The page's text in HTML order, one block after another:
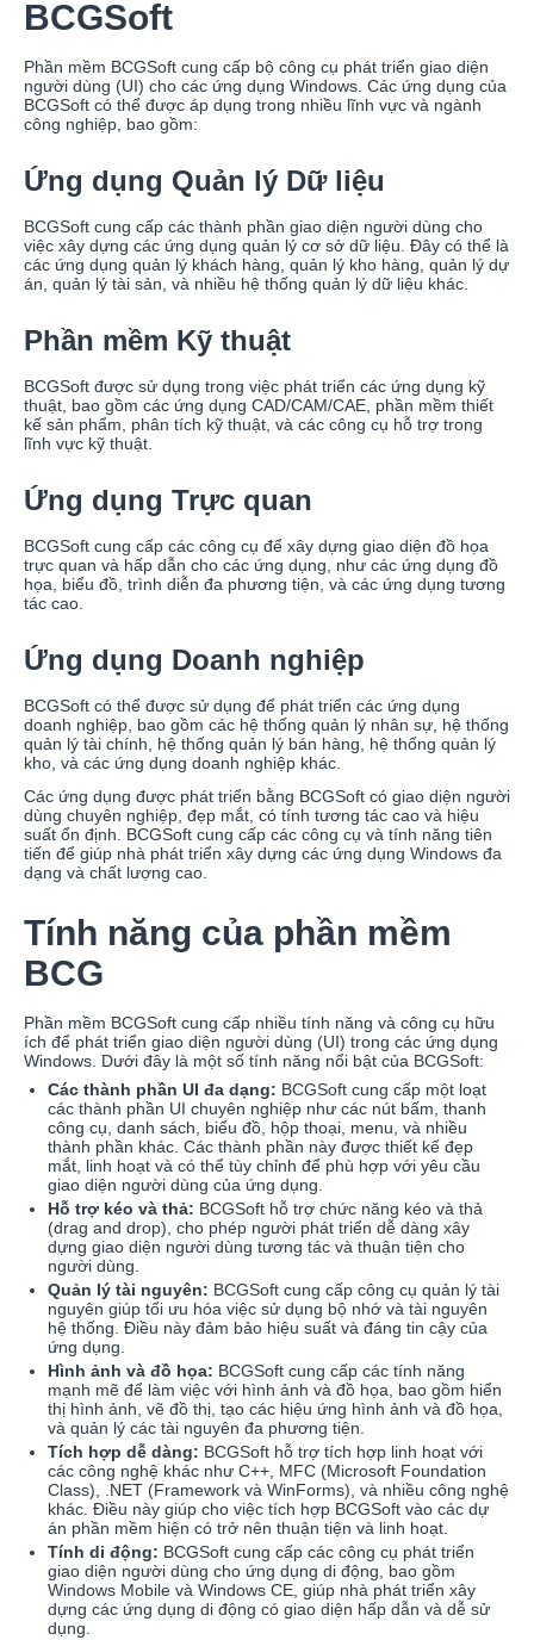
BCGSoft
Phần mềm BCGSoft cung cấp bộ công cụ phát triển giao diện
người dùng (UI) cho các ứng dụng Windows. Các ứng dụng của
BCGSoft có thể được áp dụng trong nhiều lĩnh vực và ngành
công nghiệp, bao gồm:
Ứng dụng Quản lý Dữ liệu
BCGSoft cung cấp các thành phần giao diện người dùng cho
việc xây dựng các ứng dụng quản lý cơ sở dữ liệu. Đây có thể là
các ứng dụng quản lý khách hàng, quản lý kho hàng, quản lý dự
án, quản lý tài sản, và nhiều hệ thống quản lý dữ liệu khác.
Phần mềm Kỹ thuật
BCGSoft được sử dụng trong việc phát triển các ứng dụng kỹ
thuật, bao gồm các ứng dụng CAD/CAM/CAE, phần mềm thiết
kế sản phẩm, phân tích kỹ thuật, và các công cụ hỗ trợ trong
lĩnh vực kỹ thuật.
Ứng dụng Trực quan
BCGSoft cung cấp các công cụ để xây dựng giao diện đồ họa
trực quan và hấp dẫn cho các ứng dụng, như các ứng dụng đồ
họa, biểu đồ, trình diễn đa phương tiện, và các ứng dụng tương
tác cao.
Ứng dụng Doanh nghiệp
BCGSoft có thể được sử dụng để phát triển các ứng dụng
doanh nghiệp, bao gồm các hệ thống quản lý nhân sự, hệ thống
quản lý tài chính, hệ thống quản lý bán hàng, hệ thống quản lý
kho, và các ứng dụng doanh nghiệp khác.
Các ứng dụng được phát triển bằng BCGSoft có giao diện người
dùng chuyên nghiệp, đẹp mắt, có tính tương tác cao và hiệu
suất ổn định. BCGSoft cung cấp các công cụ và tính năng tiên
tiến để giúp nhà phát triển xây dựng các ứng dụng Windows đa
dạng và chất lượng cao.
Tính năng của phần mềm
BCG
Phần mềm BCGSoft cung cấp nhiều tính năng và công cụ hữu
ích để phát triển giao diện người dùng (UI) trong các ứng dụng
Windows. Dưới đây là một số tính năng nổi bật của BCGSoft:
Các thành phần UI đa dạng: BCGSoft cung cấp một loạt
các thành phần UI chuyên nghiệp như các nút bấm, thanh
công cụ, danh sách, biểu đồ, hộp thoại, menu, và nhiều
thành phần khác. Các thành phần này được thiết kế đẹp
mắt, linh hoạt và có thể tùy chỉnh để phù hợp với yêu cầu
giao diện người dùng của ứng dụng.
Hỗ trợ kéo và thả: BCGSoft hỗ trợ chức năng kéo và thả
(drag and drop), cho phép người phát triển dễ dàng xây
dựng giao diện người dùng tương tác và thuận tiện cho
người dùng.
Quản lý tài nguyên: BCGSoft cung cấp công cụ quản lý tài
nguyên giúp tối ưu hóa việc sử dụng bộ nhớ và tài nguyên
hệ thống. Điều này đảm bảo hiệu suất và đáng tin cậy của
ứng dụng.
Hình ảnh và đồ họa: BCGSoft cung cấp các tính năng
mạnh mẽ để làm việc với hình ảnh và đồ họa, bao gồm hiển
thị hình ảnh, vẽ đồ thị, tạo các hiệu ứng hình ảnh và đồ họa,
và quản lý các tài nguyên đa phương tiện.
Tích hợp dễ dàng: BCGSoft hỗ trợ tích hợp linh hoạt với
các công nghệ khác như C++, MFC (Microsoft Foundation
Class), .NET (Framework và WinForms), và nhiều công nghệ
khác. Điều này giúp cho việc tích hợp BCGSoft vào các dự
án phần mềm hiện có trở nên thuận tiện và linh hoạt.
Tính di động: BCGSoft cung cấp các công cụ phát triển
giao diện người dùng cho ứng dụng di động, bao gồm
Windows Mobile và Windows CE, giúp nhà phát triển xây
dựng các ứng dụng di động có giao diện hấp dẫn và dễ sử
dụng.